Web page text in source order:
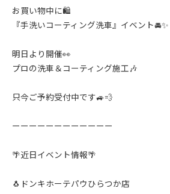
お買い物中に🛍
『手洗いコーティング洗車』イベント🚘✨️
明日より開催👀
プロの洗車＆コーティング施工🎶
只今ご予約受付中です🚙💨
ーーーーーーーーーーーー
🌴近日イベント情報🌴
🐧ドンキホーテパウひらつか店